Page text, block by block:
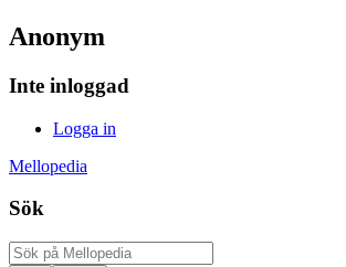
Anonym
Inte inloggad
Logga in
Mellopedia
Sök